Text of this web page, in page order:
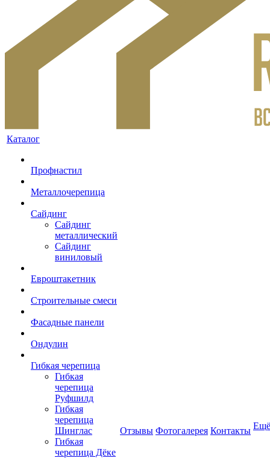
Каталог
Профнастил
Металлочерепица
Сайдинг
Сайдинг
металлический
Сайдинг
виниловый
Евроштакетник
Строительные смеси
Фасадные панели
Ондулин
Гибкая черепица
Гибкая
черепица
Руфшилд
Гибкая
черепица
Шинглас
Гибкая
черепица Дёке
Отзывы Фотогалерея Контакты Ещё